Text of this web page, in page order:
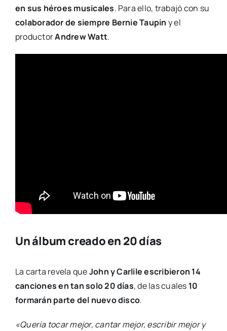
en sus héroes musicales. Para ello, trabajó con su
colaborador de siempre Bernie Taupin y el
productorAndrew Watt.
Un álbum creado en 20 días
La carta revela queJohn y Carlile escribieron 14
canciones en tan solo 20 días, de las cuales 10
formarán parte del nuevo disco.
«Quería tocar mejor, cantar mejor, escribir mejor y